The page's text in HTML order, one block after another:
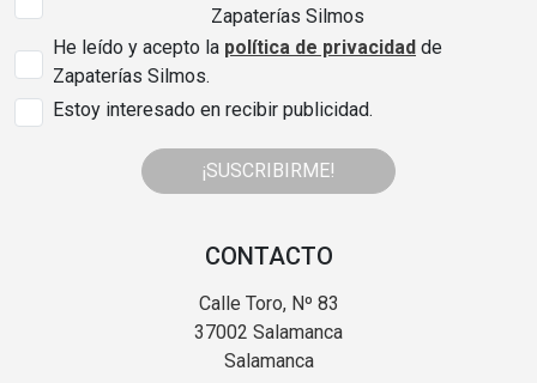
Zapaterías Silmos
He leído y acepto la política de privacidad de
Zapaterías Silmos.
Estoy interesado en recibir publicidad.
¡SUSCRIBIRME!
CONTACTO
Calle Toro, Nº 83
37002 Salamanca
Salamanca